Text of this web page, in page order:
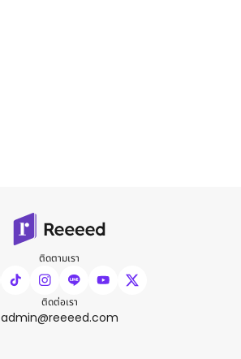
ติดตามเรา
ติดต่อเรา
admin@reeeed.com